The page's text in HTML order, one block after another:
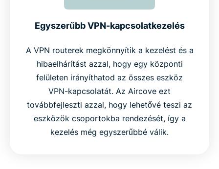
Egyszerűbb VPN-kapcsolatkezelés
A VPN routerek megkönnyítik a kezelést és a
hibaelhárítást azzal, hogy egy központi
felületen irányíthatod az összes eszköz
VPN-kapcsolatát. Az Aircove ezt
továbbfejleszti azzal, hogy lehetővé teszi az
eszközök csoportokba rendezését, így a
kezelés még egyszerűbbé válik.